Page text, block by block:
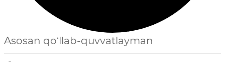
Asosan qo‘llab-quvvatlayman